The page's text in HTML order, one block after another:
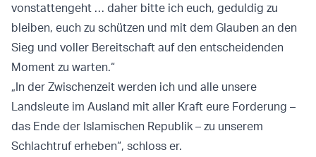
vonstattengeht … daher bitte ich euch, geduldig zu
bleiben, euch zu schützen und mit dem Glauben an den
Sieg und voller Bereitschaft auf den entscheidenden
Moment zu warten.“
„In der Zwischenzeit werden ich und alle unsere
Landsleute im Ausland mit aller Kraft eure Forderung –
das Ende der Islamischen Republik – zu unserem
Schlachtruf erheben“, schloss er.